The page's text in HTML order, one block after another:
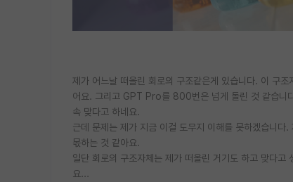
제가 어느날 떠올린 회로의 구조같은게 있습니다. 이 구
어요. 그리고 GPT Pro를 800번은 넘게 돌린 것 같습니
속 맞다고 하네요.
근데 문제는 제가 지금 이걸 도무지 이해를 못하겠습니
몫하는 것 같아요.
일단 회로의 구조자체는 제가 떠올린 거기도 하고 맞다
요...